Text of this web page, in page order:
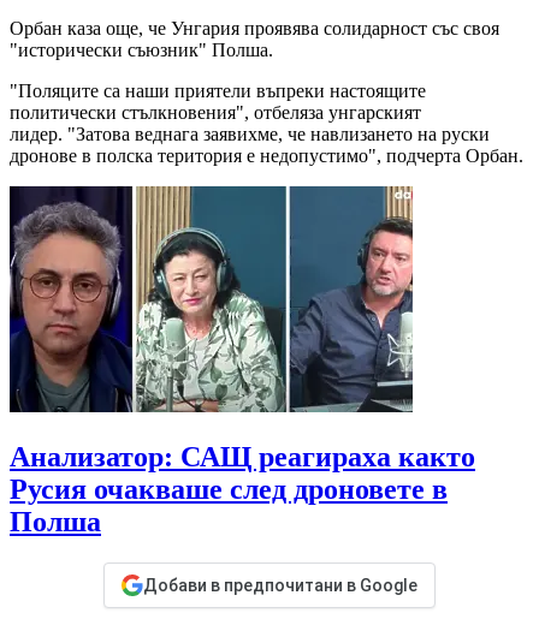
Орбан каза още, че Унгария проявява солидарност със своя
"исторически съюзник" Полша.
"Поляците са наши приятели въпреки настоящите
политически стълкновения", отбеляза унгарският
лидер. "Затова веднага заявихме, че навлизането на руски
дронове в полска територия е недопустимо", подчерта Орбан.
Анализатор: САЩ реагираха както
Русия очакваше след дроновете в
Полша
Добави в предпочитани в Google